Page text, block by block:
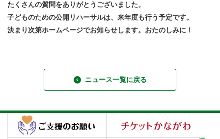
たくさんの質問をありがとうございました。
子どものための公開リハーサルは、来年度も行う予定です。
決まり次第ホームページでお知らせします。おたのしみに！
ニュース一覧に戻る